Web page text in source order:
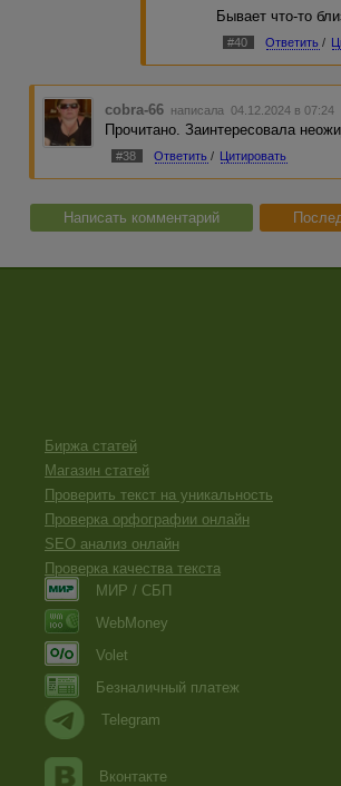
Бывает что-то
#40 Ответить /
cobra-66 написала 04.12.2024 в 07:24
Прочитано. Заинтересовала
#38 Ответить / Цитировать
Написать комментарий
Биржа статей
Магазин статей
Проверить текст на уникальность
Проверка орфографии онлайн
SEO анализ онлайн
Проверка качества текста
МИР / СБП
WebMoney
Volet
Безналичный платеж
Telegram
Вконтакте